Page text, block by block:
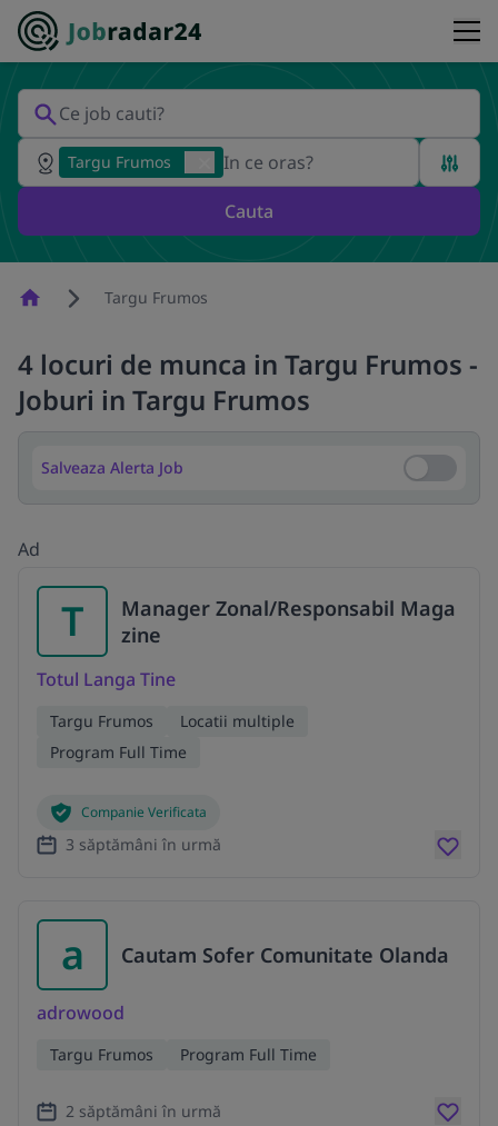
Targu Frumos
Cauta
HomepageTargu Frumos
4 locuri de munca in Targu Frumos -
Joburi in Targu Frumos
Salveaza Alerta Job Salveaza
Ad
T
Manager Zonal/Responsabil Maga
zine
Totul Langa Tine
Targu Frumos
Locatii multiple
Program Full Time
Companie Verificata
3 săptămâni în urmă
a Cautam Sofer Comunitate Olanda
adrowood
Targu Frumos Program Full Time
2 săptămâni în urmă